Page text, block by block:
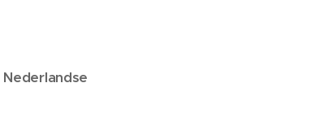
Nederlandse